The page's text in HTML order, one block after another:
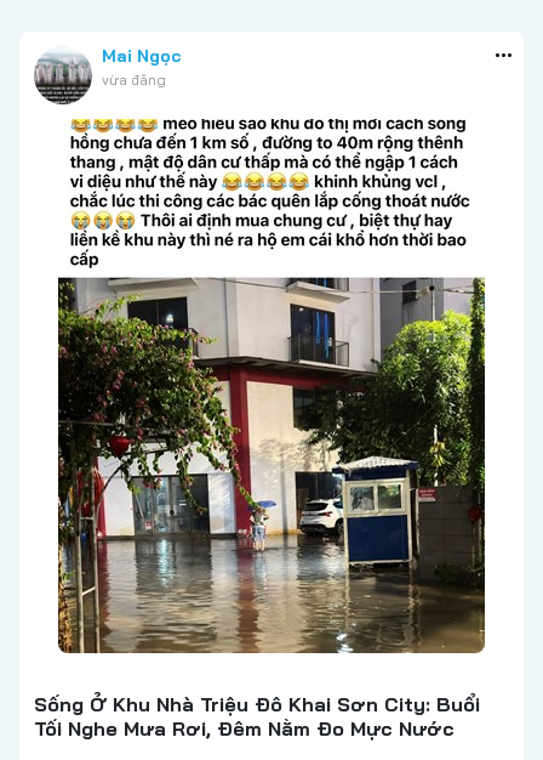
Mai Ngọc
vừa đăng
Sống Ở Khu Nhà Triệu Đô Khai Sơn City: Buổi
Tối Nghe Mưa Rơi, Đêm Nằm Đo Mực Nước